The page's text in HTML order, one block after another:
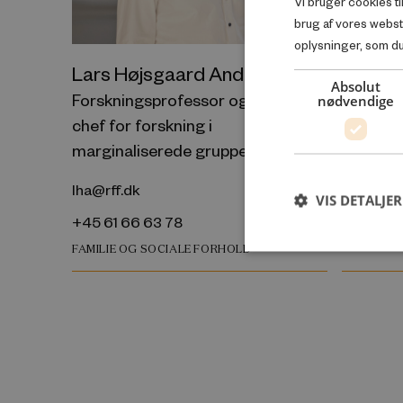
Lars Højsgaard Andersen
Forskningsprofessor og
chef for forskning i
marginaliserede grupper
lha@rff.dk
+45 61 66 63 78
FAMILIE OG SOCIALE FORHOLD
Peer
ps@rff.dk
brug af vores
oplysninger, som
Absolut
nødvendige
VIS DETALJER